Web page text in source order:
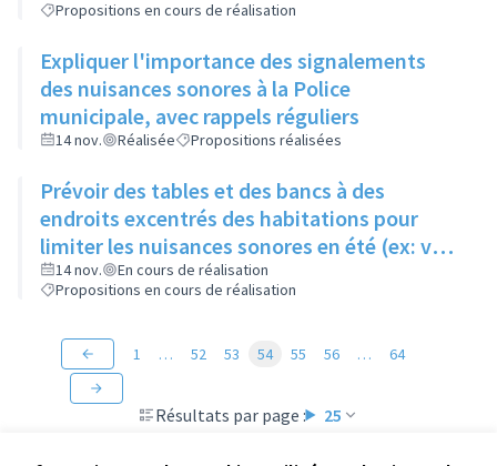
notamment en immeuble
Propositions en cours de réalisation
Expliquer l'importance des signalements
des nuisances sonores à la Police
municipale, avec rappels réguliers
14 nov. Réalisée Propositions réalisées
Prévoir des tables et des bancs à des
endroits excentrés des habitations pour
limiter les nuisances sonores en été (ex: vers
le lycée)
14 nov.
En cours de réalisation
Propositions en cours de réalisation
Résultats par page : 25
1 … 52 53 54 55 56 … 64